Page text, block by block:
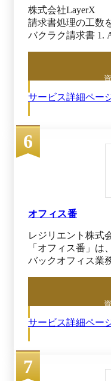
株式会社LayerX
請求書処理の工数
バクラク請求書 1. AI-OCRが請求書を数秒で自動で読
請求書を自動読
仕訳データを学習
払い状況を可視化
を可視化できます
泉所得税のレポート
議から支払いまで一
書の回収や仕訳、
サービス詳細ペー
6
オフィス番
レジリエント株式
「オフィス番」
バックオフィス業
間・スポット利用
験豊富なクライア
す。 オフィス番では、見積書や請求書の発行、記帳
手続きまで幅広く
支援や業務マニュ
組み作りにも対応
サービス詳細ペー
7